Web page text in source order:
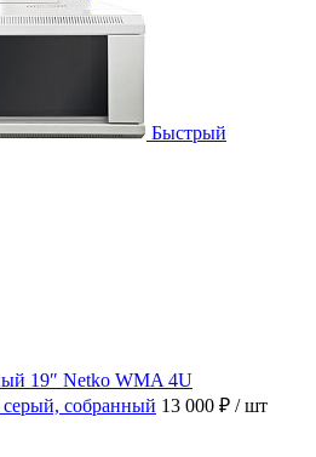
Быстрый
19″ Netko WMA 4U
собранный 13 000 ₽ / шт